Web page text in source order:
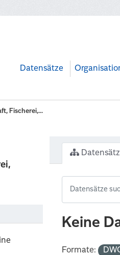
Datensätze
Fischerei,...
Keine
Formate: